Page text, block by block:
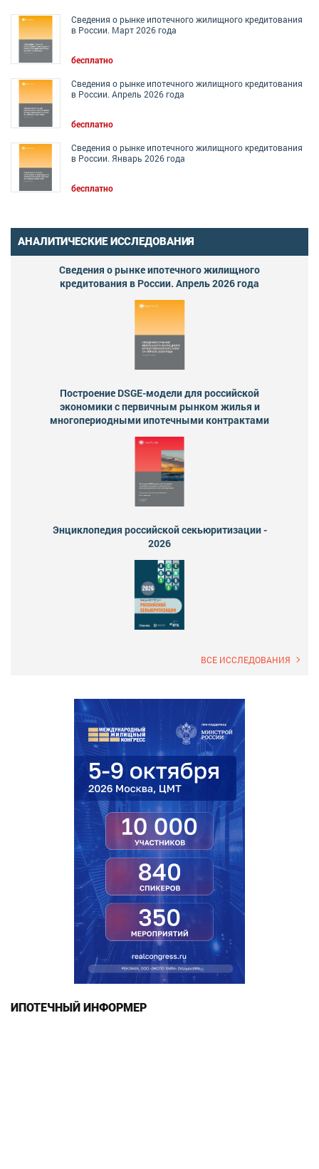
Сведения о рынке ипотечного жилищного кредитования
в России. Март 2026 года
бесплатно
Сведения о рынке ипотечного жилищного кредитования
в России. Апрель 2026 года
бесплатно
Сведения о рынке ипотечного жилищного кредитования
в России. Январь 2026 года
бесплатно
АНАЛИТИЧЕСКИЕ ИССЛЕДОВАНИЯ
Сведения о рынке ипотечного жилищного
кредитования в России. Апрель 2026 года
Построение DSGE-модели для российской
экономики с первичным рынком жилья и
многопериодными ипотечными контрактами
Энциклопедия российской секьюритизации -
2026
ВСЕ ИССЛЕДОВАНИЯ
ИПОТЕЧНЫЙ ИНФОРМЕР